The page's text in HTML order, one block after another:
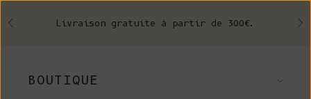
Précédent Livraison gratuite à partir de 300€.
BOUTIQUE